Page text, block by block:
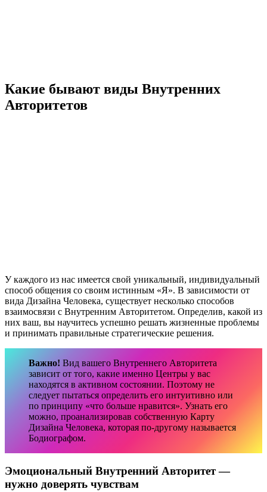
Какие бывают виды Внутренних
Авторитетов
У каждого из нас имеется свой уникальный, индивидуальный
способ общения со своим истинным «Я». В зависимости от
вида Дизайна Человека, существует несколько способов
взаимосвязи с Внутренним Авторитетом. Определив, какой из
них ваш, вы научитесь успешно решать жизненные проблемы
и принимать правильные стратегические решения.
Важно! Вид вашего Внутреннего Авторитета
зависит от того, какие именно Центры у вас
находятся в активном состоянии. Поэтому не
следует пытаться определить его интуитивно или
по принципу «что больше нравится». Узнать его
можно, проанализировав собственную Карту
Дизайна Человека, которая по-другому называется
Бодиографом.
Эмоциональный Внутренний Авторитет —
нужно доверять чувствам